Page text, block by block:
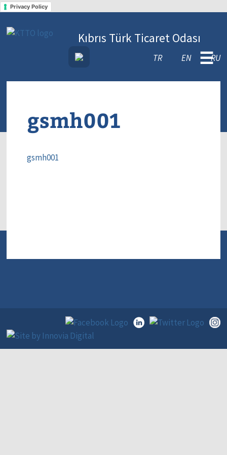
Privacy Policy
Kıbrıs Türk Ticaret Odası
TR EN RU
☰
gsmh001
gsmh001